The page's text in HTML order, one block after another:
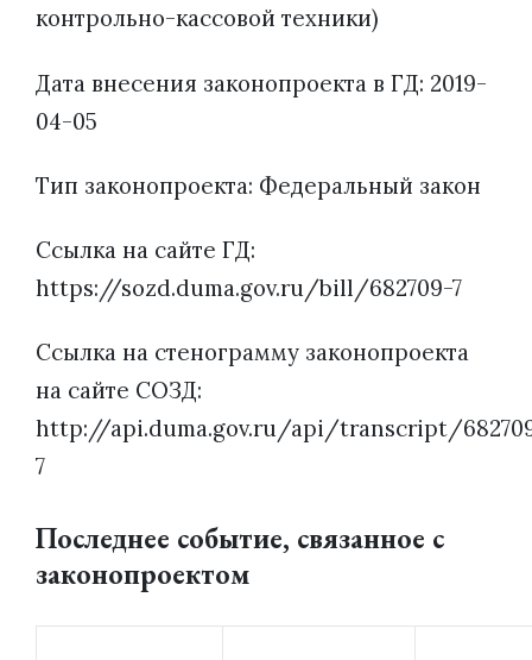
контрольно-кассовой техники)
Дата внесения законопроекта в ГД: 2019-
04-05
Тип законопроекта: Федеральный закон
Ссылка на сайте ГД:
https://sozd.duma.gov.ru/bill/682709-7
Ссылка на стенограмму законопроекта
на сайте СОЗД:
http://api.duma.gov.ru/api/transcript/
7
Последнее событие, связанное с
законопроектом